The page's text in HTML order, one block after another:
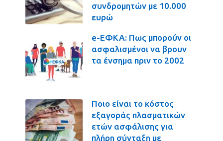
συνδρομητών με 10.000
ευρώ
e-ΕΦΚΑ: Πως μπορούν οι
ασφαλισμένοι να βρουν
τα ένσημα πριν το 2002
Ποιο είναι το κόστος
εξαγοράς πλασματικών
ετών ασφάλισης για
πλήρη σύνταξη με